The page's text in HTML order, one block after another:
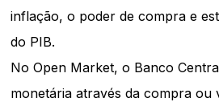
inflação, o poder de compra e
do PIB.
No Open Market, o Banco
monetária através da compra ou